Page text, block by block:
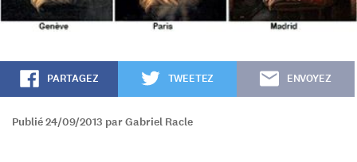
PARTAGEZ TWEETEZ ENVOYEZ
Publié 24/09/2013 par Gabriel Racle